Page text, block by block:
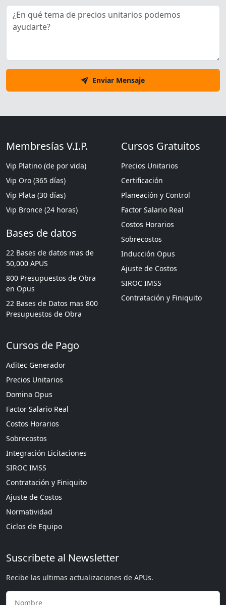
Enviar Mensaje
Membresías V.I.P.
Vip Platino (de por vida)
Vip Oro (365 días)
Vip Plata (30 días)
Vip Bronce (24 horas)
Bases de datos
22 Bases de datos mas de
50,000 APUS
800 Presupuestos de Obra
en Opus
22 Bases de Datos mas 800
Presupuestos de Obra
Cursos Gratuitos
Precios Unitarios
Certificación
Planeación y Control
Factor Salario Real
Costos Horarios
Sobrecostos
Inducción Opus
Ajuste de Costos
SIROC IMSS
Contratación y Finiquito
Cursos de Pago
Aditec Generador
Precios Unitarios
Domina Opus
Factor Salario Real
Costos Horarios
Sobrecostos
Integración Licitaciones
SIROC IMSS
Contratación y Finiquito
Ajuste de Costos
Normatividad
Ciclos de Equipo
Suscribete al Newsletter
Recibe las ultimas actualizaciones de APUs.